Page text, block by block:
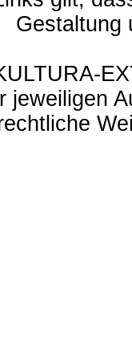
Gestaltung
jeweiligen